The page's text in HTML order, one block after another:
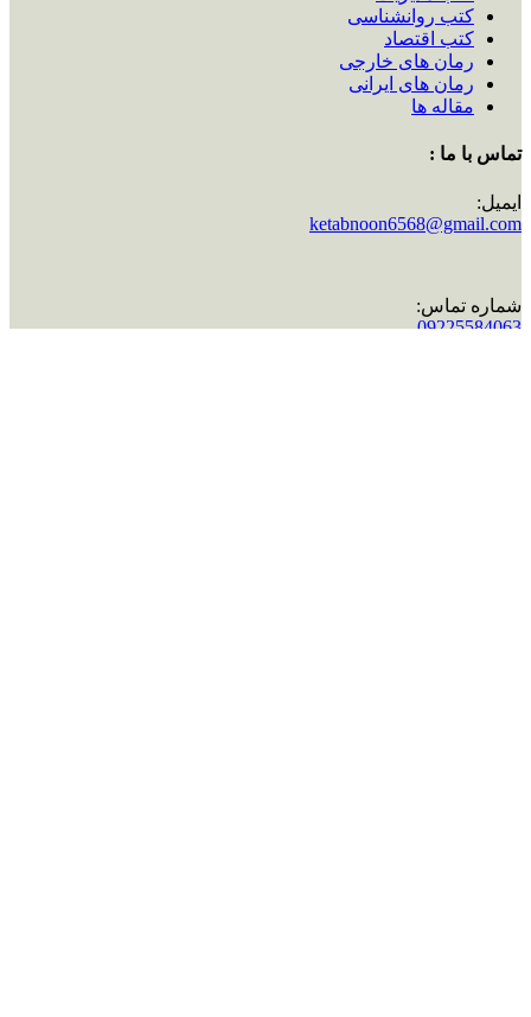
کتب روانشناسی
کتب اقتصاد
رمان های خارجی
رمان های ایرانی
مقاله ها
تماس با ما :
ایمیل:
ketabnoon6568@gmail.com
شماره تماس:
09225584063